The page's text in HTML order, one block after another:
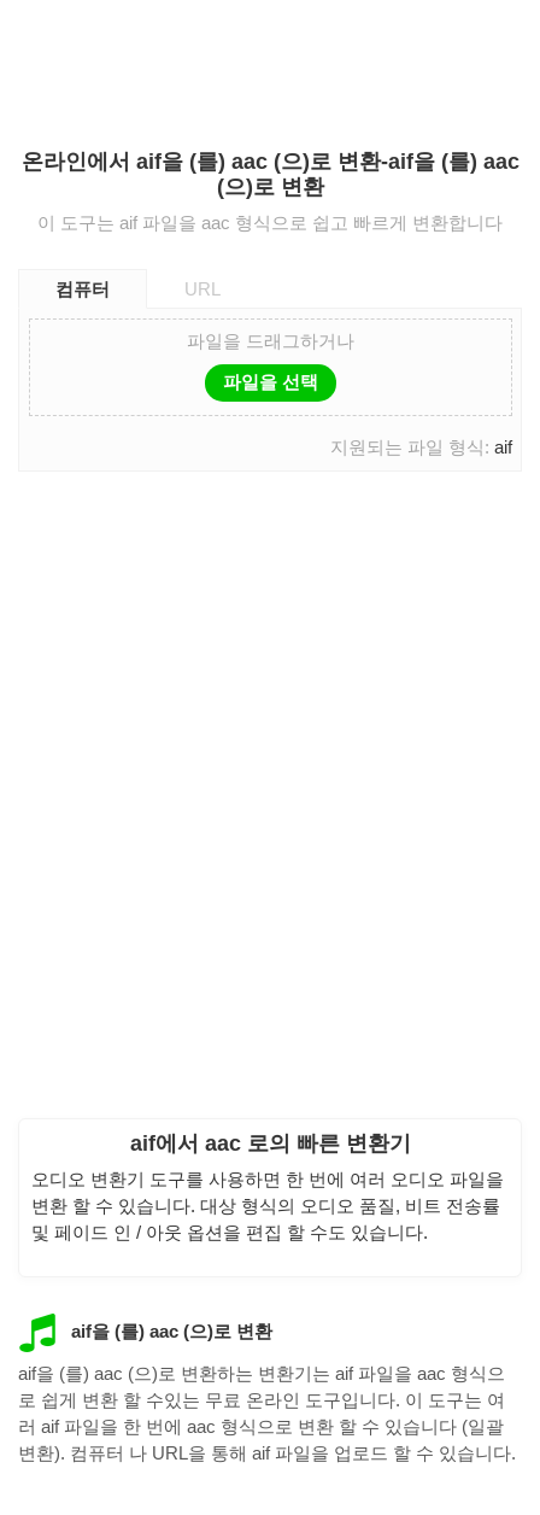
온라인에서 aif을 (를) aac (으)로 변환-aif을 (를) aac
(으)로 변환
이 도구는 aif 파일을 aac 형식으로 쉽고 빠르게 변환합니다
컴퓨터 URL
파일을 드래그하거나
파일을 선택
지원되는 파일 형식: aif
aif에서 aac 로의 빠른 변환기
오디오 변환기 도구를 사용하면 한 번에 여러 오디오 파일을
변환 할 수 있습니다. 대상 형식의 오디오 품질, 비트 전송률
및 페이드 인 / 아웃 옵션을 편집 할 수도 있습니다.
aif을 (를) aac (으)로 변환
aif을 (를) aac (으)로 변환하는 변환기는 aif 파일을 aac 형식으
로 쉽게 변환 할 수있는 무료 온라인 도구입니다. 이 도구는 여
러 aif 파일을 한 번에 aac 형식으로 변환 할 수 있습니다 (일괄
변환). 컴퓨터 나 URL을 통해 aif 파일을 업로드 할 수 있습니다.